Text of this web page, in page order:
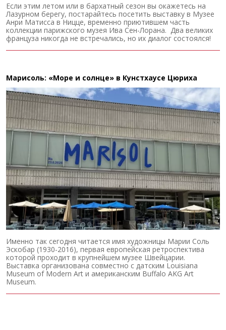
Если этим летом или в бархатный сезон вы окажетесь на
Лазурном берегу, постарайтесь посетить выставку в Музее
Анри Матисса в Ницце, временно приютившем часть
коллекции парижского музея Ива Сен-Лорана. Два великих
француза никогда не встречались, но их диалог состоялся!
Марисоль: «Море и солнце» в Кунстхаусе Цюриха
Именно так сегодня читается имя художницы Марии Соль
Эскобар (1930-2016), первая европейская ретроспектива
которой проходит в крупнейшем музее Швейцарии.
Выставка организована совместно с датским Louisiana
Museum of Modern Art и американским Buffalo AKG Art
Museum.